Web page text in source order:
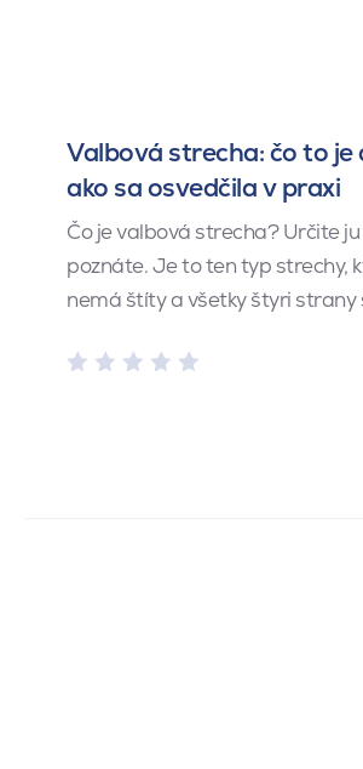
Valbová strecha: čo to je
ako sa osvedčila v praxi
Čo je valbová strecha? Určite ju
poznáte. Je to ten typ strechy,
nemá štíty a všetky štyri strany